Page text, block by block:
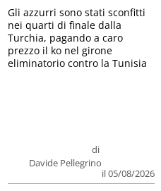
di
Davide Pellegrino
il 05/08/2026
Gli azzurri sono stati sconfitti
nei quarti di finale dalla
Turchia, pagando a caro
prezzo il ko nel girone
eliminatorio contro la Tunisia